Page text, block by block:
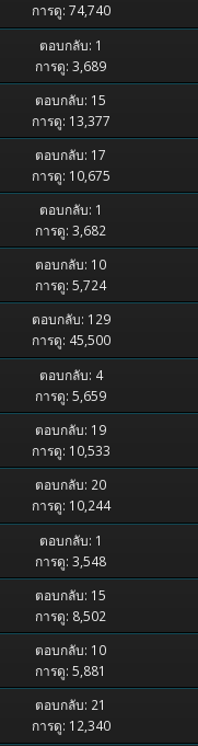
การดู: 74,740
ตอบกลับ: 1
การดู: 3,689
ตอบกลับ: 15
การดู: 13,377
ตอบกลับ: 17
การดู: 10,675
ตอบกลับ: 1
การดู: 3,682
ตอบกลับ: 10
การดู: 5,724
ตอบกลับ: 129
การดู: 45,500
ตอบกลับ: 4
การดู: 5,659
ตอบกลับ: 19
การดู: 10,533
ตอบกลับ: 20
การดู: 10,244
ตอบกลับ: 1
การดู: 3,548
ตอบกลับ: 15
การดู: 8,502
ตอบกลับ: 10
การดู: 5,881
ตอบกลับ: 21
การดู: 12,340